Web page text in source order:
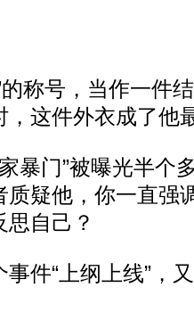
称号，当作一件
这件外衣成了他
门”被曝光半个
疑他，你一直强
自己？
“上纲上线”，